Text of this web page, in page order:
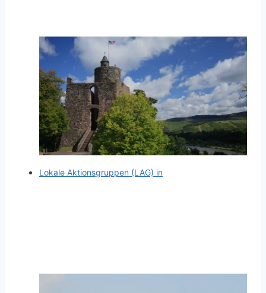
Lokale Aktionsgruppen (LAG) in